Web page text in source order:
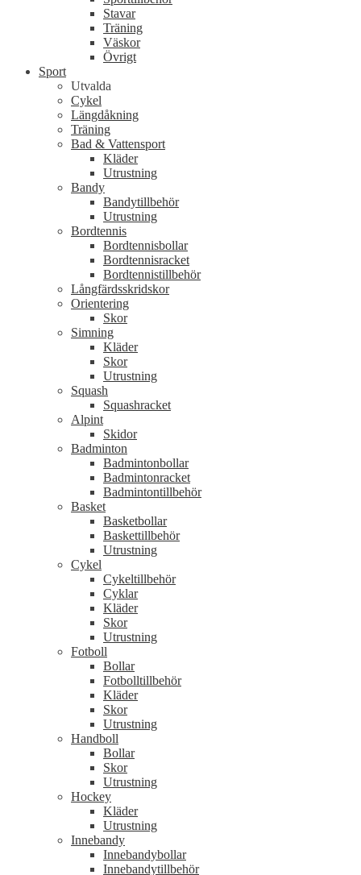
Stavar
Träning
Väskor
Övrigt
Sport
Utvalda
Cykel
Längdåkning
Träning
Bad & Vattensport
Kläder
Utrustning
Bandy
Bandytillbehör
Utrustning
Bordtennis
Bordtennisbollar
Bordtennisracket
Bordtennistillbehör
Långfärdsskridskor
Orientering
Skor
Simning
Kläder
Skor
Utrustning
Squash
Squashracket
Alpint
Skidor
Badminton
Badmintonbollar
Badmintonracket
Badmintontillbehör
Basket
Basketbollar
Baskettillbehör
Utrustning
Cykel
Cykeltillbehör
Cyklar
Kläder
Skor
Utrustning
Fotboll
Bollar
Fotbolltillbehör
Kläder
Skor
Utrustning
Handboll
Bollar
Skor
Utrustning
Hockey
Kläder
Utrustning
Innebandy
Innebandybollar
Innebandytillbehör